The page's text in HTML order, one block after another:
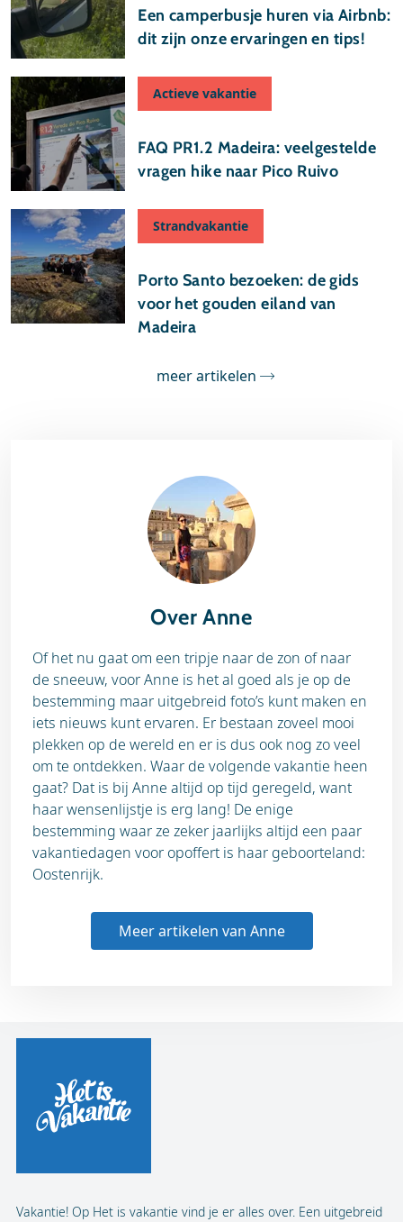
Een camperbusje huren via Airbnb:
dit zijn onze ervaringen en tips!
Actieve vakantie
FAQ PR1.2 Madeira: veelgestelde
vragen hike naar Pico Ruivo
Strandvakantie
Porto Santo bezoeken: de gids
voor het gouden eiland van
Madeira
meer artikelen
Over Anne
Of het nu gaat om een tripje naar de zon of naar
de sneeuw, voor Anne is het al goed als je op de
bestemming maar uitgebreid foto’s kunt maken en
iets nieuws kunt ervaren. Er bestaan zoveel mooi
plekken op de wereld en er is dus ook nog zo veel
om te ontdekken. Waar de volgende vakantie heen
gaat? Dat is bij Anne altijd op tijd geregeld, want
haar wensenlijstje is erg lang! De enige
bestemming waar ze zeker jaarlijks altijd een paar
vakantiedagen voor opoffert is haar geboorteland:
Oostenrijk.
Meer artikelen van Anne
Vakantie! Op Het is vakantie vind je er alles over. Een uitgebreid